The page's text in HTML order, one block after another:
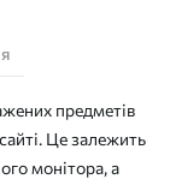
предметів
Це залежить
монітора, а